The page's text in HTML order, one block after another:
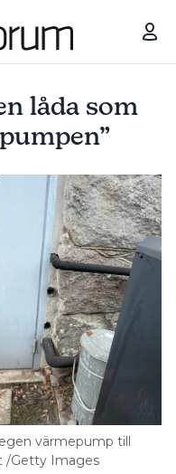
låda som
värmepump till
/Getty Images